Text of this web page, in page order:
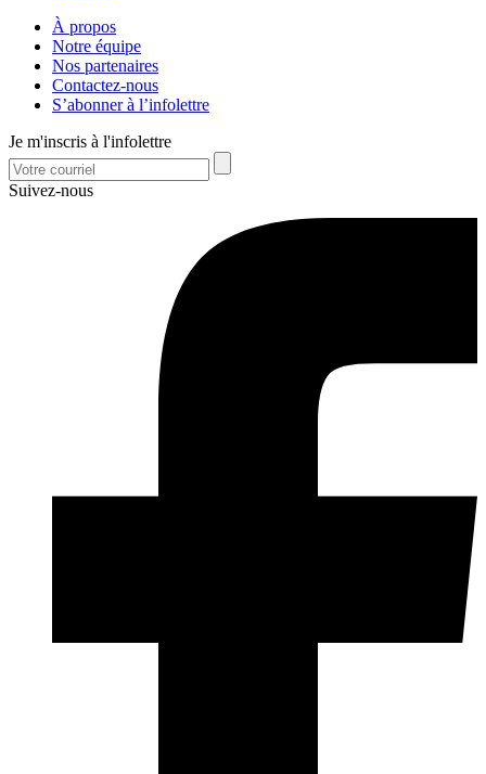
À propos
Notre équipe
Nos partenaires
Contactez-nous
S’abonner à l’infolettre
Je m'inscris à l'infolettre
Suivez-nous